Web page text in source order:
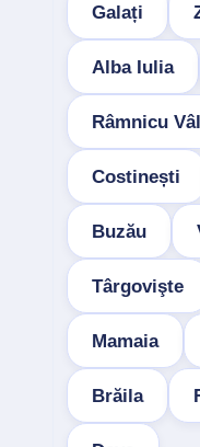
Galați
Alba Iulia
Râmnicu
Costinești
Buzău
Târgovişte
Mamaia
Brăila